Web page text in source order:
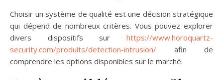
Choisir un système de qualité est une décision stratégique
qui dépend de nombreux critères. Vous pouvez explorer
divers dispositifs sur https://www.horoquartz-
security.com/produits/detection-intrusion/ afin de
comprendre les options disponibles sur le marché.